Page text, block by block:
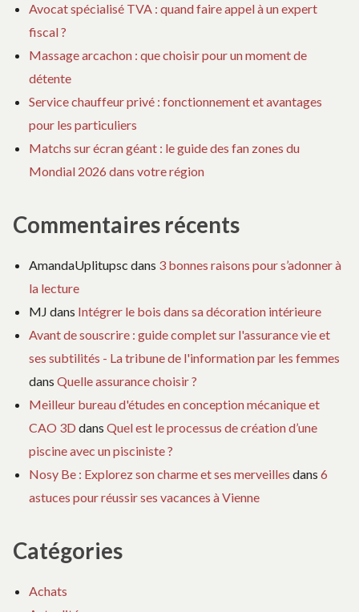
Avocat spécialisé TVA : quand faire appel à un expert
fiscal ?
Massage arcachon : que choisir pour un moment de
détente
Service chauffeur privé : fonctionnement et avantages
pour les particuliers
Matchs sur écran géant : le guide des fan zones du
Mondial 2026 dans votre région
Commentaires récents
AmandaUplitupsc dans 3 bonnes raisons pour s’adonner à
la lecture
MJ dans Intégrer le bois dans sa décoration intérieure
Avant de souscrire : guide complet sur l'assurance vie et
ses subtilités - La tribune de l'information par les femmes
dans Quelle assurance choisir ?
Meilleur bureau d'études en conception mécanique et
CAO 3D dans Quel est le processus de création d’une
piscine avec un pisciniste ?
Nosy Be : Explorez son charme et ses merveilles dans 6
astuces pour réussir ses vacances à Vienne
Catégories
Achats